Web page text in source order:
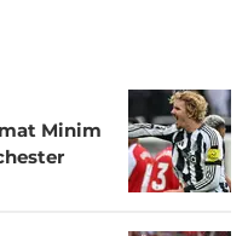
Minim